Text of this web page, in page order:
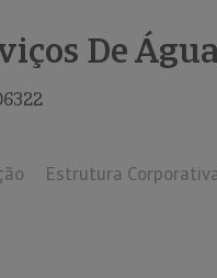
De
Estrutura Corporativa